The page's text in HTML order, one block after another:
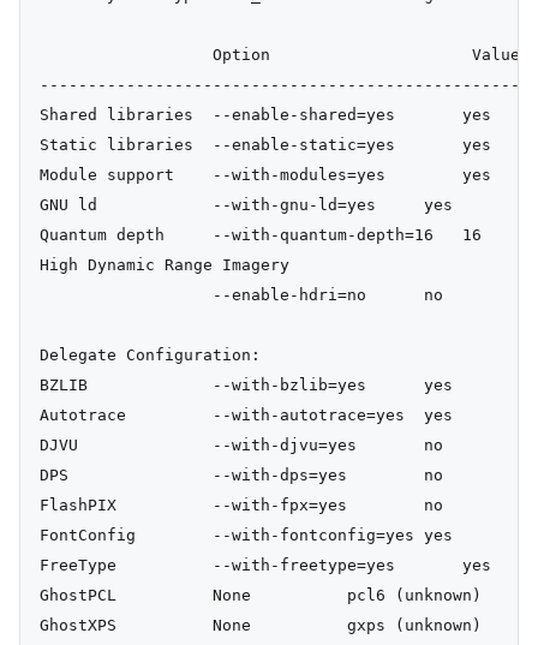
                  Option                     Value
Shared libraries  --enable-shared=yes       yes
Static libraries  --enable-static=yes       yes
Module support    --with-modules=yes        yes
GNU ld            --with-gnu-ld=yes     yes
Quantum depth     --with-quantum-depth=16   16
High Dynamic Range Imagery
                  --enable-hdri=no      no
Delegate Configuration:
BZLIB             --with-bzlib=yes      yes
Autotrace         --with-autotrace=yes  yes
DJVU              --with-djvu=yes       no
DPS               --with-dps=yes        no
FlashPIX          --with-fpx=yes        no
FontConfig        --with-fontconfig=yes yes
FreeType          --with-freetype=yes       yes
GhostPCL          None          pcl6 (unknown)
GhostXPS          None          gxps (unknown)